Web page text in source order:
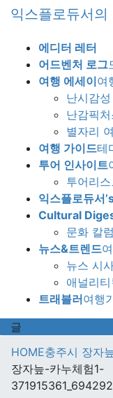
Skip
Skip
Navigation
익스플로듀서의
에디터 레터
어드벤처 로그
여행 에세이여
난시감성
난감픽처
별자리
여행 가이드테
투어 인사이트
투어리
익스플로듀서
Cultural
문화 칼
뉴스&트렌드
뉴스 시
애널리
트래블러여행
글
HOME충주시 장자
장자늪-카누체험1-